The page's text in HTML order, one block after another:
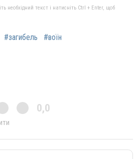
необхідний текст і натисніть Ctrl + Enter, щоб
#загибель
#воїн
0,0